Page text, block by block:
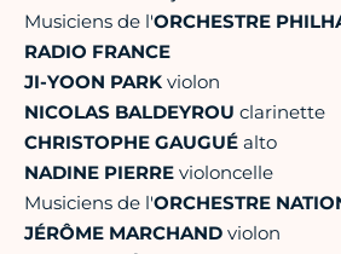
Musiciens de l'ORCHESTRE
RADIO FRANCE
JI-YOON PARK violon
NICOLAS BALDEYROU clarinette
CHRISTOPHE GAUGUÉ alto
NADINE PIERRE violoncelle
Musiciens de l'ORCHESTRE
JÉRÔME MARCHAND violon